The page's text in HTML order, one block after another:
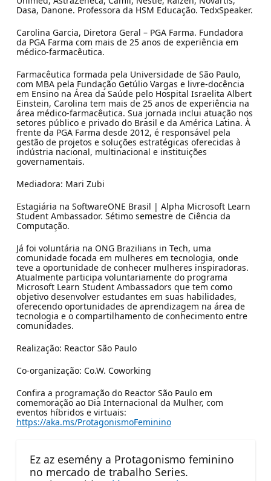
Dasa, Danone. Professora da HSM Educação. TedxSpeaker.
Carolina Garcia, Diretora Geral – PGA Farma. Fundadora
da PGA Farma com mais de 25 anos de experiência em
médico-farmacêutica.
Farmacêutica formada pela Universidade de São Paulo,
com MBA pela Fundação Getúlio Vargas e livre-docência
em Ensino na Área da Saúde pelo Hospital Israelita Albert
Einstein, Carolina tem mais de 25 anos de experiência na
área médico-farmacêutica. Sua jornada inclui atuação nos
setores público e privado do Brasil e da América Latina. À
frente da PGA Farma desde 2012, é responsável pela
gestão de projetos e soluções estratégicas oferecidas à
indústria nacional, multinacional e instituições
governamentais.
Mediadora: Mari Zubi
Estagiária na SoftwareONE Brasil | Alpha Microsoft Learn
Student Ambassador. Sétimo semestre de Ciência da
Computação.
Já foi voluntária na ONG Brazilians in Tech, uma
comunidade focada em mulheres em tecnologia, onde
teve a oportunidade de conhecer mulheres inspiradoras.
Atualmente participa voluntariamente do programa
Microsoft Learn Student Ambassadors que tem como
objetivo desenvolver estudantes em suas habilidades,
oferecendo oportunidades de aprendizagem na área de
tecnologia e o compartilhamento de conhecimento entre
comunidades.
Realização: Reactor São Paulo
Co-organização: Co.W. Coworking
Confira a programação do Reactor São Paulo em
comemoração ao Dia Internacional da Mulher, com
eventos híbridos e virtuais:
https://aka.ms/ProtagonismoFeminino
Ez az esemény a Protagonismo feminino
no mercado de trabalho Series.